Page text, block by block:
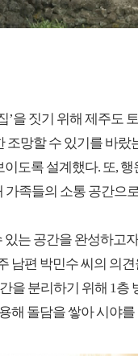
’을 짓기 위해 제주도
망할 수 있기를 바랐
도록 설계했다. 또, 행
족들의 소통 공간으
는 공간을 완성하고
남편 박민수 씨의 의
을 분리하기 위해 1층
해 돌담을 쌓아 시야